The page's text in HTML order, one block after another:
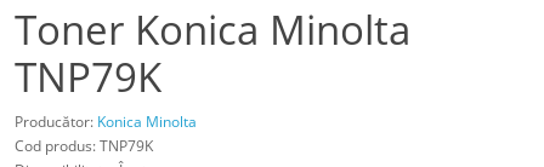
Toner Konica Minolta
TNP79K
Producător: Konica Minolta
Cod produs: TNP79K